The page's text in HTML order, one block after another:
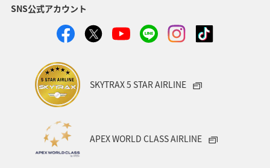
空港グルメ
Infographics
SNS公式アカウント
SKYTRAX 5 STAR AIRLINE
APEX WORLD CLASS AIRLINE